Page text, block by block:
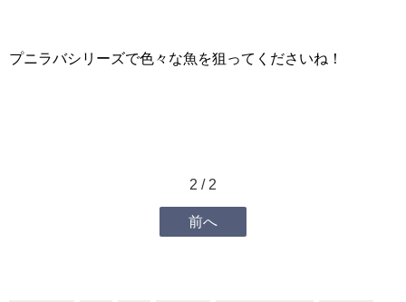
プニラバシリーズで色々な魚を狙ってくださいね！
2 / 2
前へ